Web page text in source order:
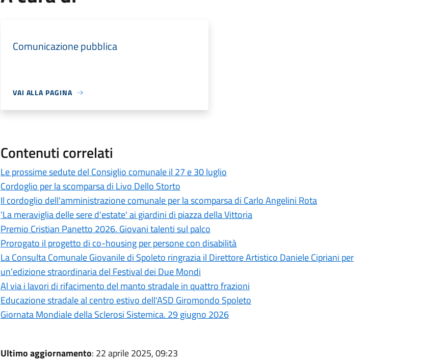
Comunicazione pubblica
VAI ALLA PAGINA
Contenuti correlati
Le prossime sedute del Consiglio comunale il 27 e 30 luglio
Cordoglio per la scomparsa di Livo Dello Storto
Il cordoglio dell'amministrazione comunale per la scomparsa di Carlo Angelini Rota
'La meraviglia delle sere d'estate' ai giardini di piazza della Vittoria
Premio Cristian Panetto 2026. Giovani talenti sul palco
Prorogato il progetto di co-housing per persone con disabilità
La Consulta Comunale Giovanile di Spoleto ringrazia il Direttore Artistico Daniele Cipriani per
un’edizione straordinaria del Festival dei Due Mondi
Al via i lavori di rifacimento del manto stradale in quattro frazioni
Educazione stradale al centro estivo dell'ASD Giromondo Spoleto
Giornata Mondiale della Sclerosi Sistemica. 29 giugno 2026
Ultimo aggiornamento: 22 aprile 2025, 09:23